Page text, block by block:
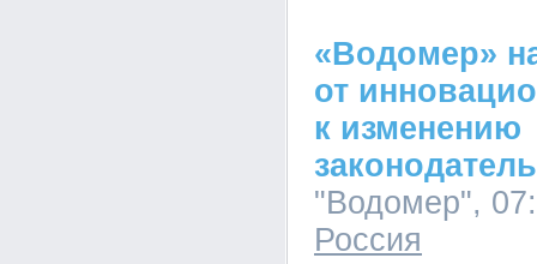
«Водомер»
от
к изменению
"Водомер",
Россия